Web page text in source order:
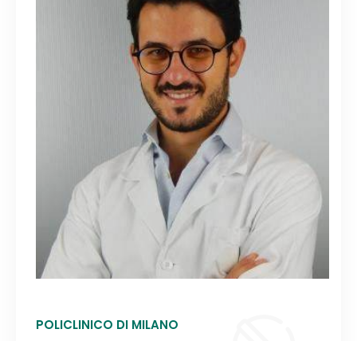
POLICLINICO DI MILANO